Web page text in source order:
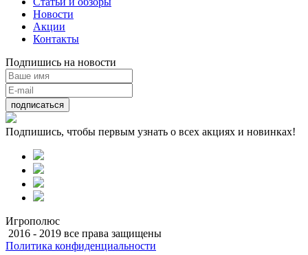
Новости
Акции
Контакты
Подпишись на новости
подписаться
Подпишись, чтобы первым узнать о всех акциях и новинках!
Игрополюс
2016 - 2019 все права защищены
Политика конфиденциальности